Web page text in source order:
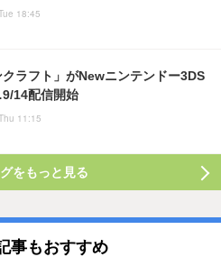
18:45
クラフト」がNewニンテンドー3DS
14配信開始
11:15
をもっと見る
事もおすすめ